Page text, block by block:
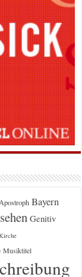
Apostroph Bayern
Genitiv
Musiktitel